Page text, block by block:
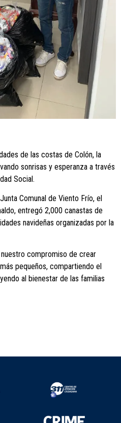
de las costas de Colón, la
sonrisas y esperanza a través
Social.
Comunal de Viento Frío, el
entregó 2,000 canastas de
navideñas organizadas por la
compromiso de crear
pequeños, compartiendo el
al bienestar de las familias